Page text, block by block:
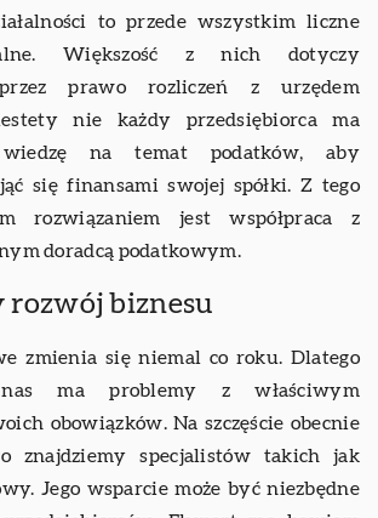
to przede wszystkim liczne
Większość z nich dotyczy
prawo rozliczeń z urzędem
nie każdy przedsiębiorca ma
wiedzę na temat podatków, aby
się finansami swojej spółki. Z tego
rozwiązaniem jest współpraca z
doradcą podatkowym.
rozwój biznesu
zmienia się niemal co roku. Dlatego
ma problemy z właściwym
obowiązków. Na szczęście obecnie
znajdziemy specjalistów takich jak
Jego wsparcie może być niezbędne